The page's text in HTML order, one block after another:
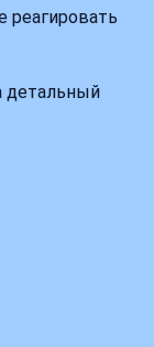
реагировать
детальный